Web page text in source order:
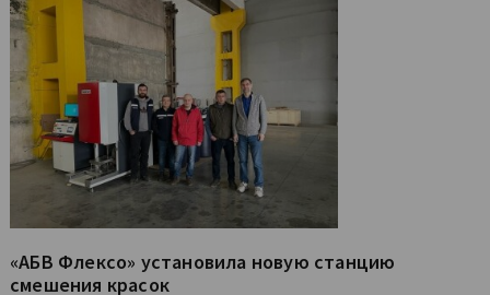
«АБВ Флексо» установила новую станцию
смешения красок